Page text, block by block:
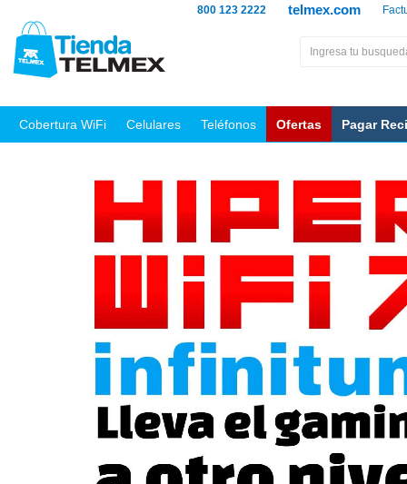
telmex.com
800 123 2222
Cobertura WiFi Celulares Teléfonos Ofertas Pagar